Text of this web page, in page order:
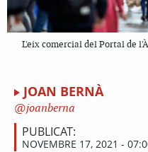
L'eix comercial del Portal de
JOAN BERNÀ
joanberna
PUBLICAT:
NOVEMBRE 17, 2021 -